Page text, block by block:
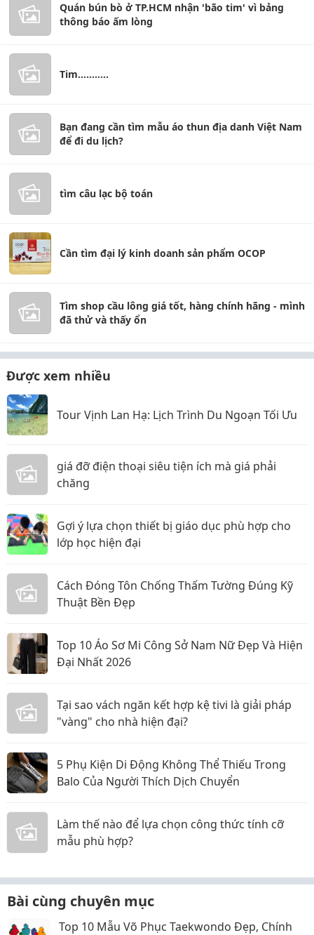
Quán bún bò ở TP.HCM nhận 'bão tim' vì bảng
thông báo ấm lòng
Tim...........
Bạn đang cần tìm mẫu áo thun địa danh Việt Nam
để đi du lịch?
tìm câu lạc bộ toán
Cần tìm đại lý kinh doanh sản phẩm OCOP
Tìm shop cầu lông giá tốt, hàng chính hãng - mình
đã thử và thấy ổn
Được xem nhiều
Tour Vịnh Lan Hạ: Lịch Trình Du Ngoạn Tối Ưu
giá đỡ điện thoại siêu tiện ích mà giá phải
chăng
Gợi ý lựa chọn thiết bị giáo dục phù hợp cho
lớp học hiện đại
Cách Đóng Tôn Chống Thấm Tường Đúng Kỹ
Thuật Bền Đẹp
Top 10 Áo Sơ Mi Công Sở Nam Nữ Đẹp Và Hiện
Đại Nhất 2026
Tại sao vách ngăn kết hợp kệ tivi là giải pháp
"vàng" cho nhà hiện đại?
5 Phụ Kiện Di Động Không Thể Thiếu Trong
Balo Của Người Thích Dịch Chuyển
Làm thế nào để lựa chọn công thức tính cỡ
mẫu phù hợp?
Bài cùng chuyên mục
Top 10 Mẫu Võ Phục Taekwondo Đẹp, Chính